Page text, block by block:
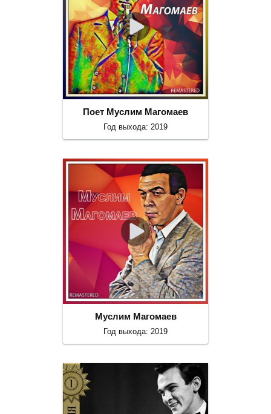
Поет Муслим Магомаев
Год выхода: 2019
Муслим Магомаев
Год выхода: 2019